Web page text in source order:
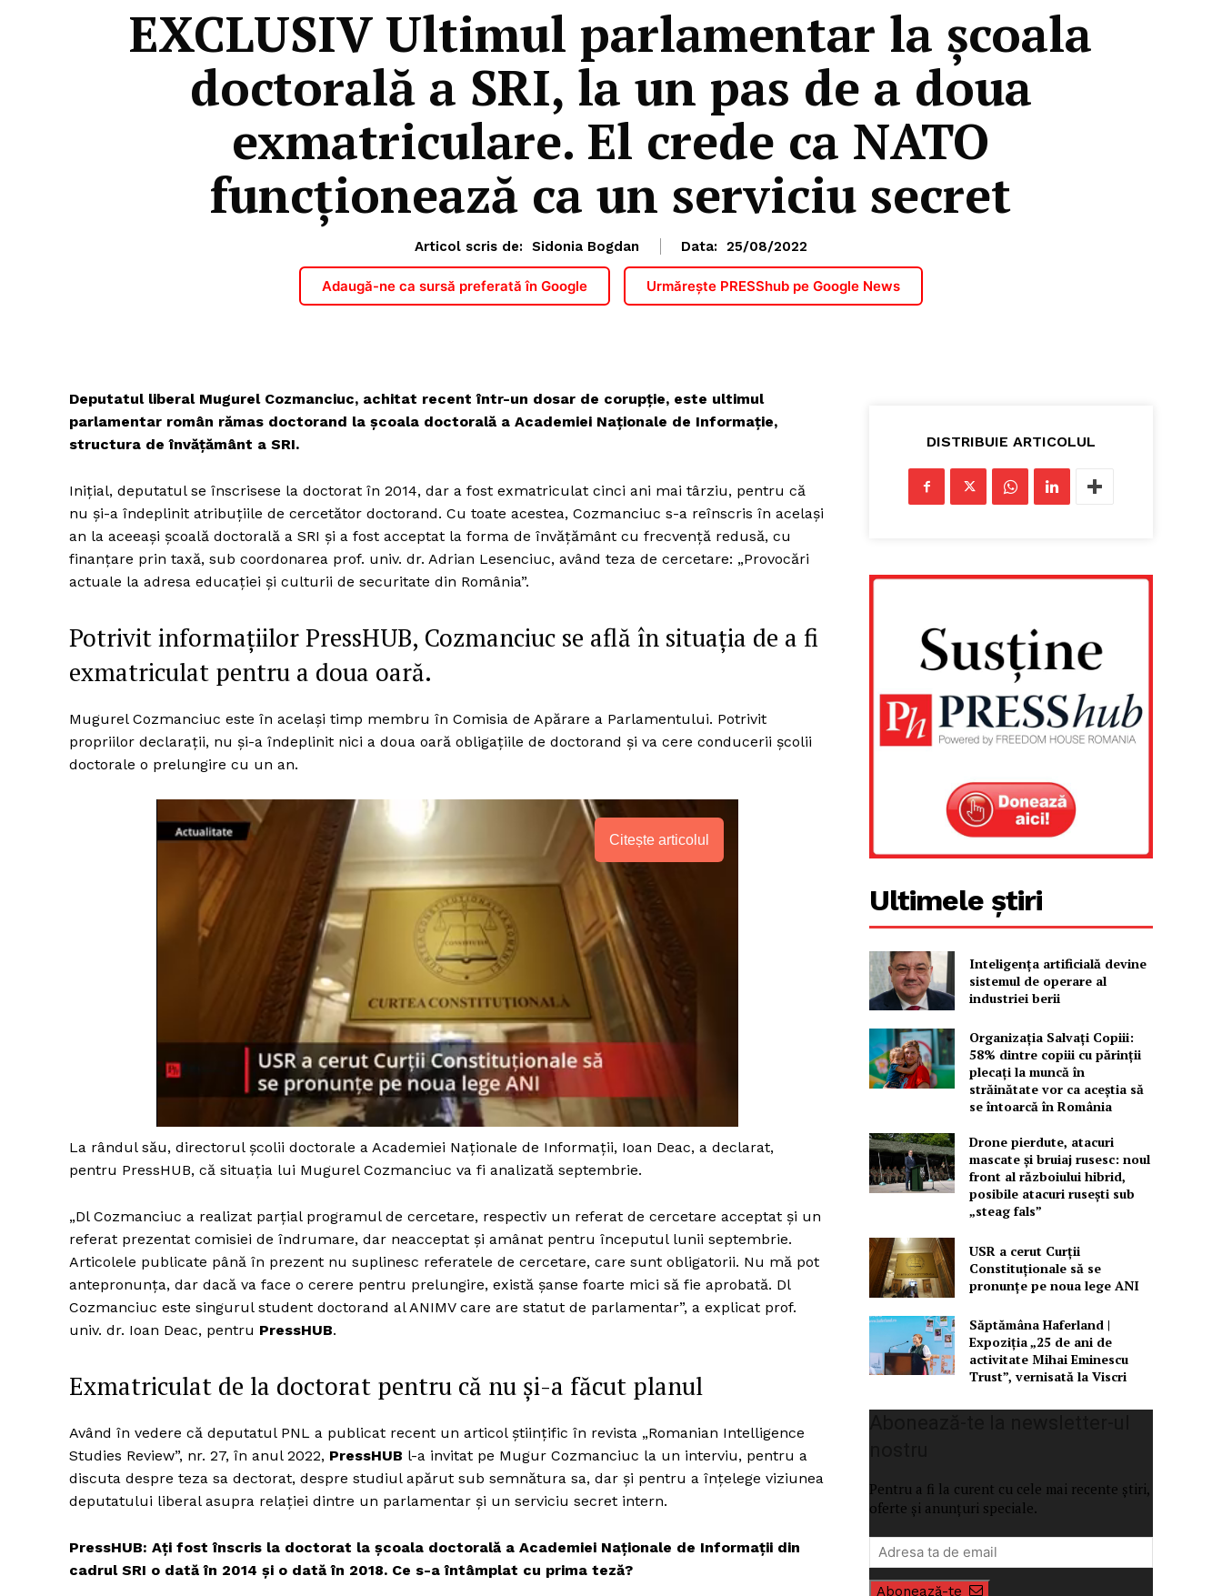
Un proiect
FREEDOM HOUSE
ROMÂNIA
PRESShub
Despre noi / Echipa
Rețea
Contact
EXCLUSIV Ultimul parlamentar la școala
doctorală a SRI, la un pas de a doua
exmatriculare. El crede ca NATO
funcționează ca un serviciu secret
Articol scris de: Sidonia Bogdan Data: 25/08/2022
Adaugă-ne ca sursă preferată în Google Urmărește PRESShub pe Google News
Deputatul liberal Mugurel Cozmanciuc, achitat recent într-un dosar de corupție, este ultimul
parlamentar român rămas doctorand la școala doctorală a Academiei Naționale de Informație,
structura de învățământ a SRI.
Inițial, deputatul se înscrisese la doctorat în 2014, dar a fost exmatriculat cinci ani mai târziu, pentru că
nu și-a îndeplinit atribuțiile de cercetător doctorand. Cu toate acestea, Cozmanciuc s-a reînscris în același
an la aceeași școală doctorală a SRI și a fost acceptat la forma de învățământ cu frecvență redusă, cu
finanțare prin taxă, sub coordonarea prof. univ. dr. Adrian Lesenciuc, având teza de cercetare: „Provocări
actuale la adresa educației și culturii de securitate din România”.
Potrivit informațiilor PressHUB, Cozmanciuc se află în situația de a fi
exmatriculat pentru a doua oară.
Mugurel Cozmanciuc este în același timp membru în Comisia de Apărare a Parlamentului. Potrivit
propriilor declarații, nu și-a îndeplinit nici a doua oară obligațiile de doctorand și va cere conducerii școlii
doctorale o prelungire cu un an.
Citește articolul
La rândul său, directorul școlii doctorale a Academiei Naționale de Informații, Ioan Deac, a declarat,
pentru PressHUB, că situația lui Mugurel Cozmanciuc va fi analizată septembrie.
„Dl Cozmanciuc a realizat parțial programul de cercetare, respectiv un referat de cercetare acceptat și un
referat prezentat comisiei de îndrumare, dar neacceptat și amânat pentru începutul lunii septembrie.
Articolele publicate până în prezent nu suplinesc referatele de cercetare, care sunt obligatorii. Nu mă pot
antepronunța, dar dacă va face o cerere pentru prelungire, există șanse foarte mici să fie aprobată. Dl
Cozmanciuc este singurul student doctorand al ANIMV care are statut de parlamentar”, a explicat prof.
univ. dr. Ioan Deac, pentru PressHUB.
Exmatriculat de la doctorat pentru că nu și-a făcut planul
Având în vedere că deputatul PNL a publicat recent un articol științific în revista „Romanian Intelligence
Studies Review”, nr. 27, în anul 2022, PressHUB l-a invitat pe Mugur Cozmanciuc la un interviu, pentru a
discuta despre teza sa dectorat, despre studiul apărut sub semnătura sa, dar și pentru a înțelege viziunea
deputatului liberal asupra relației dintre un parlamentar și un serviciu secret intern.
PressHUB: Ați fost înscris la doctorat la școala doctorală a Academiei Naționale de Informații din
cadrul SRI o dată în 2014 și o dată în 2018. Ce s-a întâmplat cu prima teză?
DISTRIBUIE ARTICOLUL
Ultimele știri
Inteligența artificială devine
sistemul de operare al
industriei berii
Organizația Salvați Copiii:
58% dintre copiii cu părinții
plecați la muncă în
străinătate vor ca aceștia să
se întoarcă în România
Drone pierdute, atacuri
mascate și bruiaj rusesc: noul
front al războiului hibrid,
posibile atacuri rusești sub
„steag fals”
USR a cerut Curții
Constituționale să se
pronunțe pe noua lege ANI
Săptămâna Haferland |
Expoziţia „25 de ani de
activitate Mihai Eminescu
Trust”, vernisată la Viscri
Pentru a fi la curent cu cele mai recente știri,
oferte și anunțuri speciale.
Abonează-te